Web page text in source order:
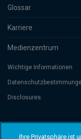
Glossar
Karriere
Medienzentrum
Wichtige Informationen
Disclosures
de Commerce et des
Ihre Privatsphäre ist